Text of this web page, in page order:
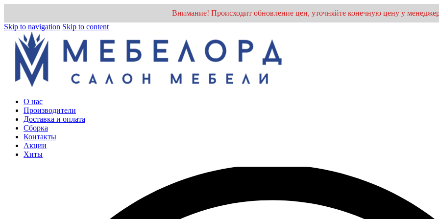
Внимание! Происходит обновление цен, уточняйте конечную цену у
Skip to navigation Skip to content
О нас
Производители
Доставка и оплата
Cборка
Контакты
Акции
Хиты